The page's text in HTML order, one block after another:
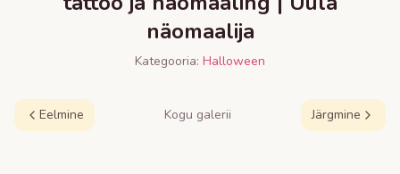
näomaalija
Kategooria: Halloween
Eelmine Kogu galerii Järgmine